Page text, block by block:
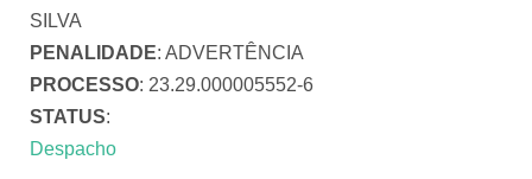
SILVA
PENALIDADE: ADVERTÊNCIA
PROCESSO: 23.29.000005552-6
STATUS:
Despacho